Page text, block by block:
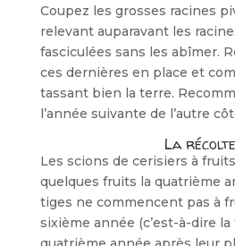
Coupez les grosses racines
relevant auparavant les
fasciculées sans les abîmer.
ces dernières en place et
tassant bien la terre.
l’année suivante de l’autre
La récolte
Les scions de cerisiers à
quelques fruits la quatrième
tiges ne commencent pas à
sixième année (c’est-à-dire